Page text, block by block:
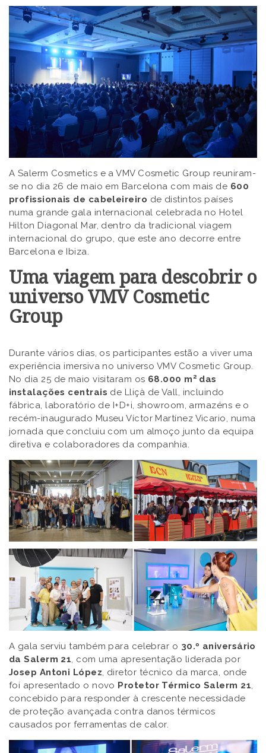
A Salerm Cosmetics e a VMV Cosmetic Group reuniram-
se no dia 26 de maio em Barcelona com mais de 600
profissionais de cabeleireiro de distintos países
numa grande gala internacional celebrada no Hotel
Hilton Diagonal Mar, dentro da tradicional viagem
internacional do grupo, que este ano decorre entre
Barcelona e Ibiza.
Uma viagem para descobrir o
universo VMV Cosmetic
Group
Durante vários dias, os participantes estão a viver uma
experiência imersiva no universo VMV Cosmetic Group.
No dia 25 de maio visitaram os 68.000 m2 das
instalações centrais de Lliçà de Vall, incluindo
fábrica, laboratório de I+D+i, showroom, armazéns e o
recém-inaugurado Museu Víctor Martínez Vicario, numa
jornada que concluiu com um almoço junto da equipa
diretiva e colaboradores da companhia.
A gala serviu também para celebrar o 30.º aniversário
da Salerm 21, com uma apresentação liderada por
Josep Antoni López, diretor técnico da marca, onde
foi apresentado o novo Protetor Térmico Salerm 21,
concebido para responder à crescente necessidade
de proteção avançada contra danos térmicos
causados por ferramentas de calor.